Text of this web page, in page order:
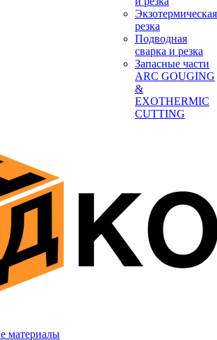
Экзотермическая
резка
Подводная
сварка и резка
Запасные части
ARC GOUGING
&
EXOTHERMIC
CUTTING